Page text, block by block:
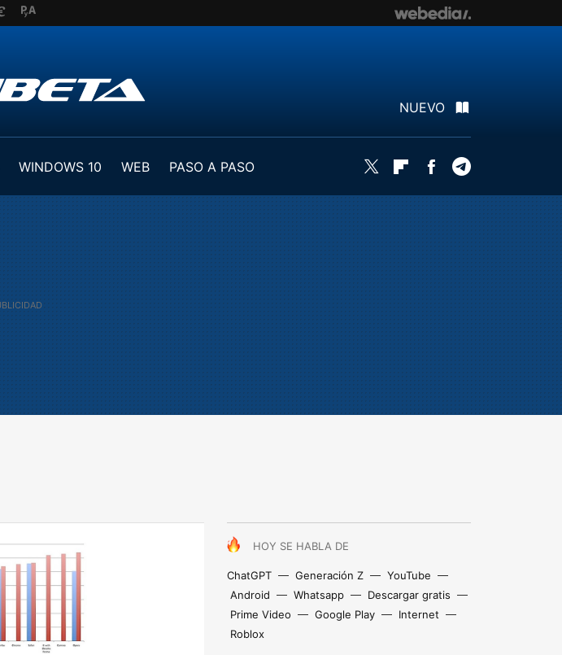
NUEVO
WINDOWS 10 WEB
PASO A PASO
Twitter FlipboardFacebook
HOY SE HABLA DE
ChatGPT Generación Z
YouTube
Android
Whatsapp
Descargar gratis
Prime Video
Google Play
Internet
Roblox